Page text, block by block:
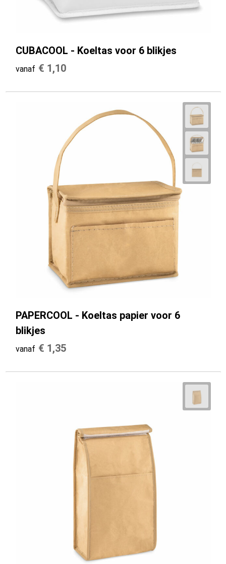
CUBACOOL - Koeltas voor 6 blikjes
vanaf € 1,10
PAPERCOOL - Koeltas papier voor 6
blikjes
vanaf € 1,35